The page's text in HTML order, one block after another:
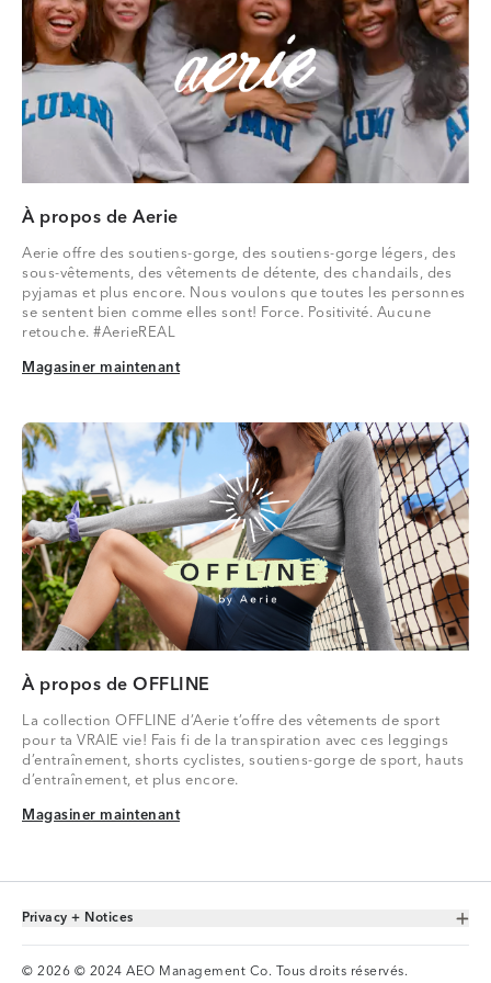
À propos de Aerie
Aerie offre des soutiens-gorge, des soutiens-gorge légers, des
sous-vêtements, des vêtements de détente, des chandails, des
pyjamas et plus encore. Nous voulons que toutes les personnes
se sentent bien comme elles sont! Force. Positivité. Aucune
retouche. #AerieREAL
Magasiner maintenant
Magasiner maintenant
À propos de OFFLINE
La collection OFFLINE d’Aerie t’offre des vêtements de sport
pour ta VRAIE vie! Fais fi de la transpiration avec ces leggings
d’entraînement, shorts cyclistes, soutiens-gorge de sport, hauts
d’entraînement, et plus encore.
Magasiner maintenant
Magasiner maintenant
Toggle Accordion
Privacy + Notices
© 2026 © 2024 AEO Management Co. Tous droits réservés.